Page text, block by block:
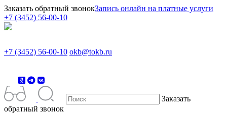
Заказать обратный звонокЗапись онлайн на платные услуги
+7 (3452) 56-00-10
+7 (3452) 56-00-10 okb@tokb.ru
Заказать
обратный звонок